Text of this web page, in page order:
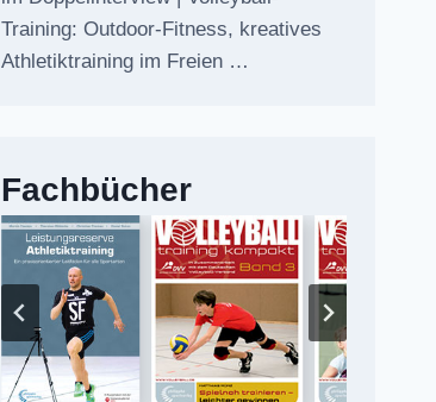
Training: Outdoor-Fitness, kreatives
Athletiktraining im Freien …
Fachbücher